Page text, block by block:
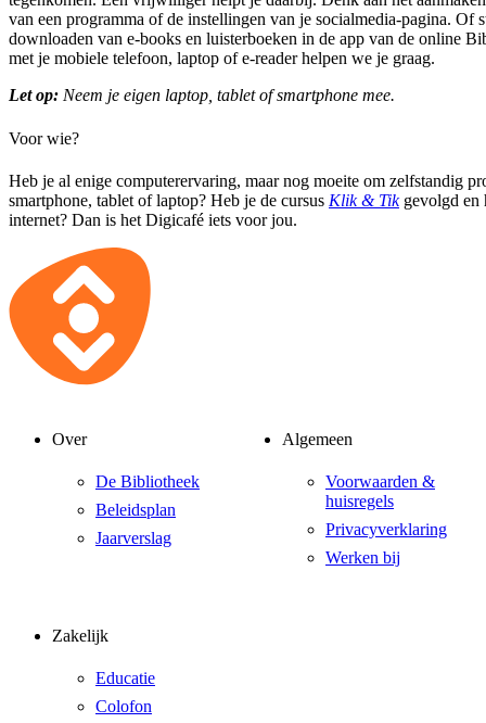
van een programma of de instellingen van je socialmedia-pagina. Of
downloaden van e-books en luisterboeken in de app van de online
met je mobiele telefoon, laptop of e-reader helpen we je graag.
Let op: Neem je eigen laptop, tablet of smartphone mee.
Voor wie?
Heb je al enige computerervaring, maar nog moeite om zelfstandig
smartphone, tablet of laptop? Heb je de cursus Klik & Tikgevolgd en
internet? Dan is het Digicafé iets voor jou.
Over
De Bibliotheek
Beleidsplan
Jaarverslag
Algemeen
Voorwaarden &
huisregels
Privacyverklaring
Werken bij
Zakelijk
Educatie
Colofon